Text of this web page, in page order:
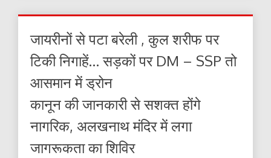
जायरीनों से पटा बरेली , कुल शरीफ पर
टिकी निगाहें… सड़कों पर DM – SSP तो
आसमान में ड्रोन
कानून की जानकारी से सशक्त होंगे
नागरिक, अलखनाथ मंदिर में लगा
जागरूकता का शिविर